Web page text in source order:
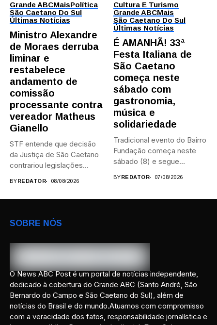
Grande ABCMaisPolítica
São Caetano Do Sul
Últimas Notícias
Ministro Alexandre
de Moraes derruba
liminar e
restabelece
andamento de
comissão
processante contra
vereador Matheus
Gianello
STF entende que decisão
da Justiça de São Caetano
contrariou legislações
BYREDATOR 08/08/2026
Cultura E Turismo
Grande ABCMais
São Caetano Do Sul
Últimas Notícias
É AMANHÃ! 33ª
Festa Italiana de
São Caetano
começa neste
sábado com
gastronomia,
música e
solidariedade
Tradicional evento do Bairro
Fundação começa neste
sábado (8) e segue
BYREDATOR 07/08/2026
SOBRE NÓS
O News ABC Post é um portal de notícias independente,
dedicado à cobertura do Grande ABC (Santo André, São
Bernardo do Campo e São Caetano do Sul), além de
notícias do Brasil e do mundo.Atuamos com compromisso
com a veracidade dos fatos, responsabilidade jornalística e